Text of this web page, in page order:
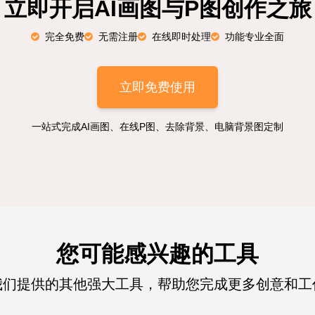
立即开启AI画图与P图创作之旅
完全免费 无需注册 在线即时处理 功能专业全面
立即免费使用
一站式完成AI画图、在线P图、去除背景、电脑背景图定制
您可能感兴趣的工具
提供的其他强大工具，帮助您完成更多创意和